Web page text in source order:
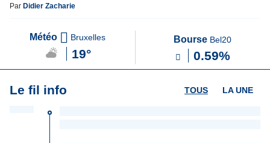
Par Didier Zacharie
Météo Bruxelles
19°
Bourse Bel20
0.59%
Le fil info LA UNE
TOUS